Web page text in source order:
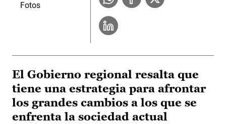
Fotos
El Gobierno regional resalta que
tiene una estrategia para afrontar
los grandes cambios a los que se
enfrenta la sociedad actual